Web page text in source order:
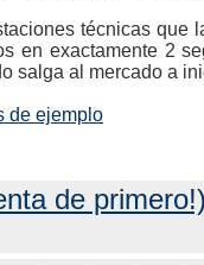
técnicas
en exactamente 2
salga al mercado a
de ejemplo
de primero!)